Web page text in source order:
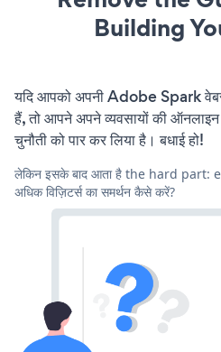
Building
यदि आपको अपनी Adobe Spark
हैं, तो आपने अपने व्यवसायों की ऑनलाइन
चुनौती को पार कर लिया है। बधाई हो!
लेकिन इसके बाद आता है the hard
अधिक विज़िटर्स का समर्थन कैसे करें?